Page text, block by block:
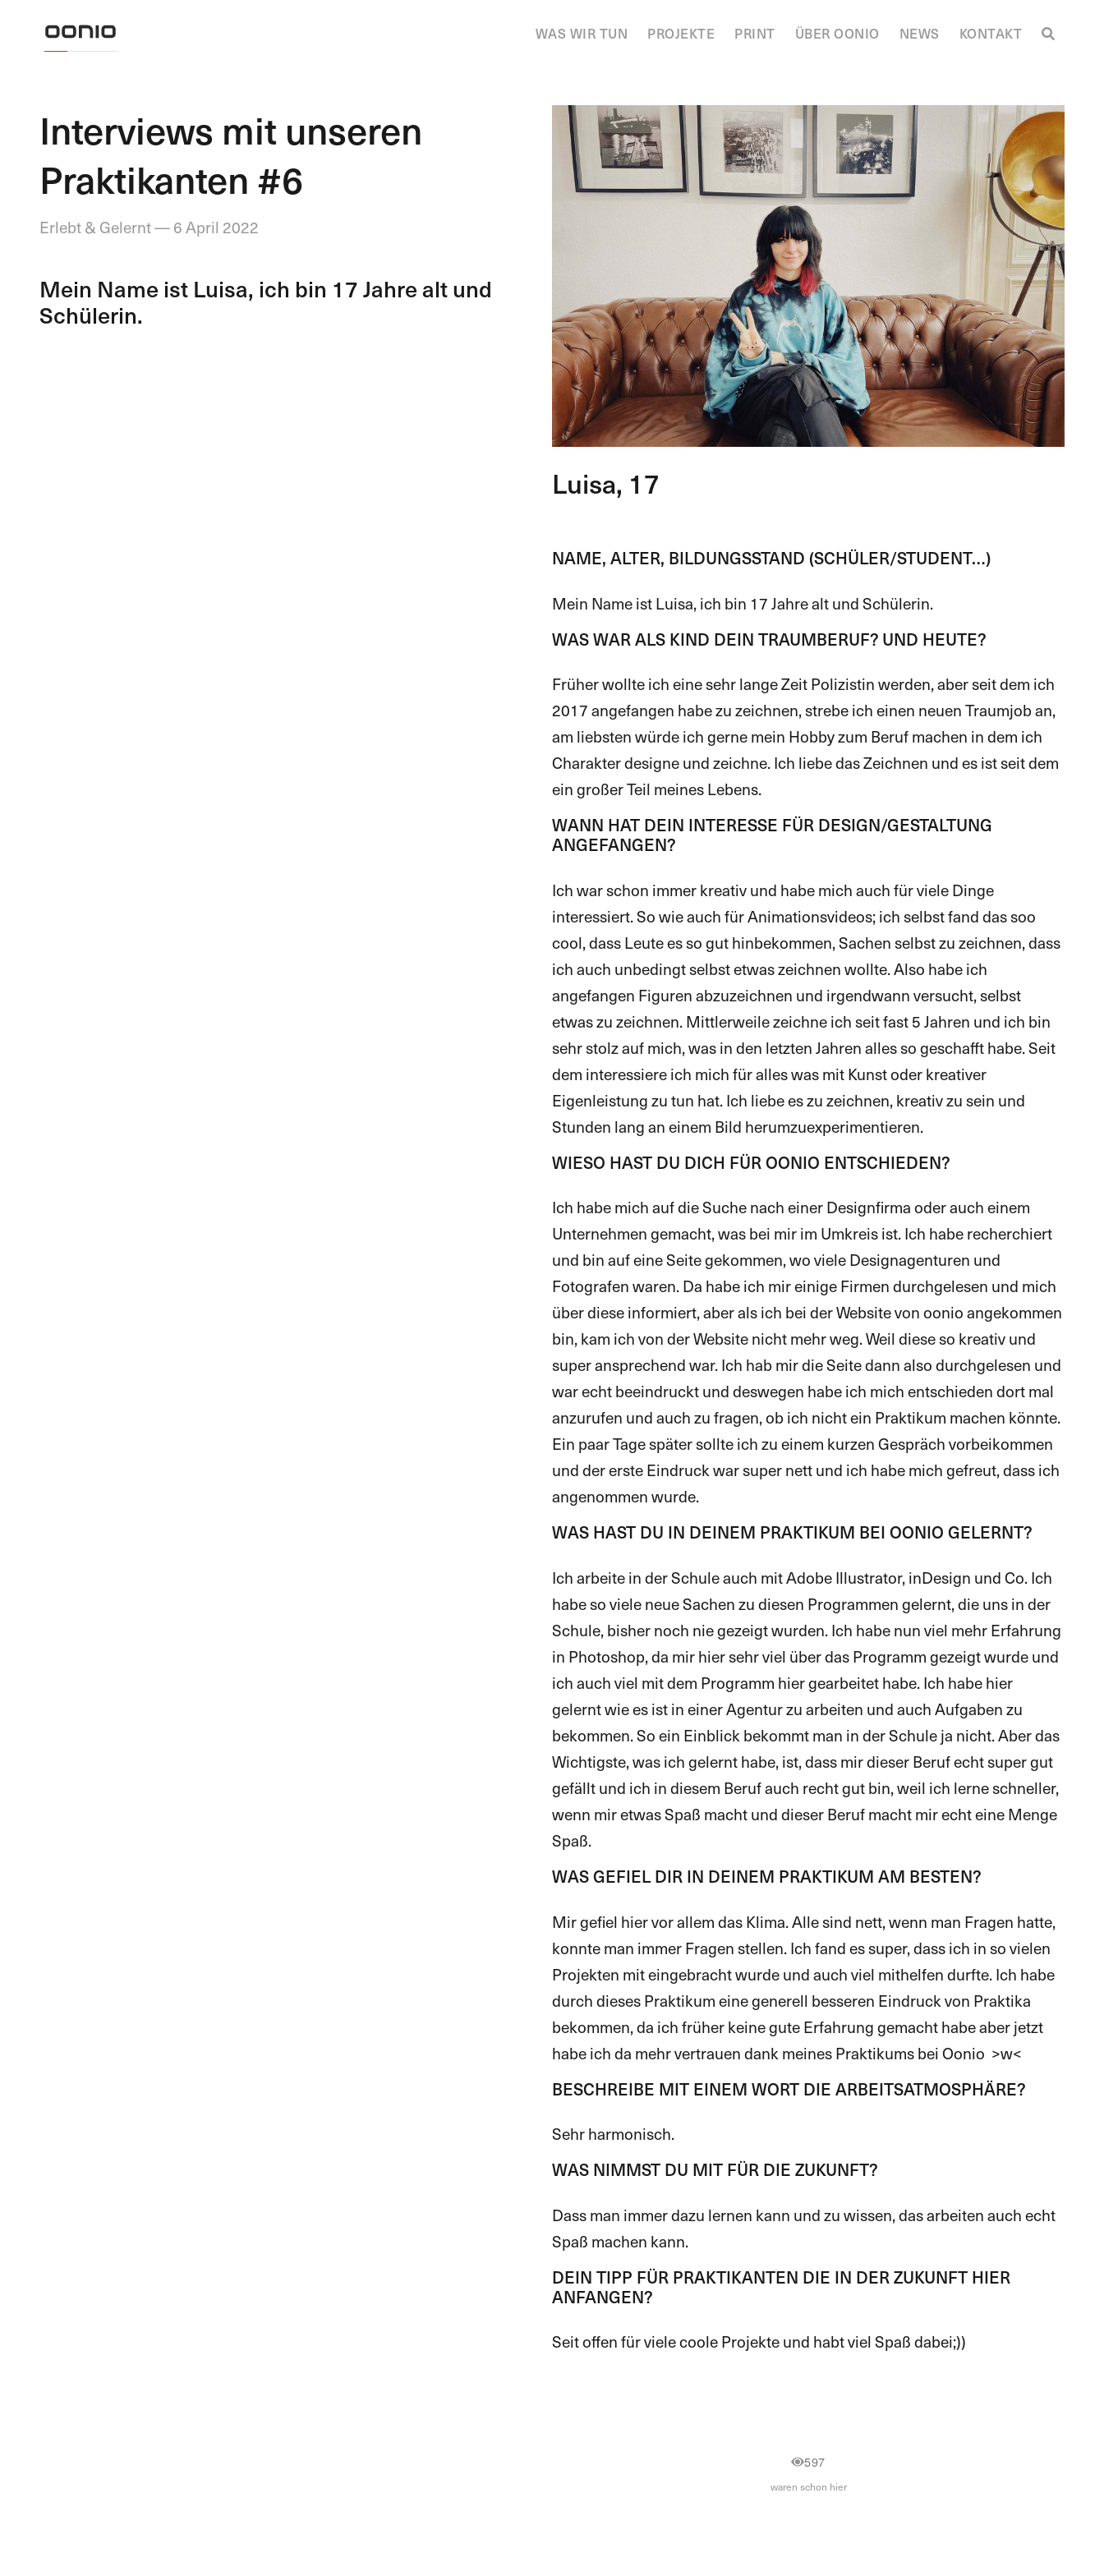
WAS WIR TUN PROJEKTE PRINT ÜBER OONIO NEWS KONTAKT
Interviews mit unseren
Praktikanten #6
Erlebt & Gelernt — 6 April 2022
Mein Name ist Luisa, ich bin 17 Jahre alt und
Schülerin.
Luisa, 17
NAME, ALTER, BILDUNGSSTAND (SCHÜLER/STUDENT…)
Mein Name ist Luisa, ich bin 17 Jahre alt und Schülerin.
WAS WAR ALS KIND DEIN TRAUMBERUF? UND HEUTE?
Früher wollte ich eine sehr lange Zeit Polizistin werden, aber seit dem ich
2017 angefangen habe zu zeichnen, strebe ich einen neuen Traumjob an,
am liebsten würde ich gerne mein Hobby zum Beruf machen in dem ich
Charakter designe und zeichne. Ich liebe das Zeichnen und es ist seit dem
ein großer Teil meines Lebens.
WANN HAT DEIN INTERESSE FÜR DESIGN/GESTALTUNG
ANGEFANGEN?
Ich war schon immer kreativ und habe mich auch für viele Dinge
interessiert. So wie auch für Animationsvideos; ich selbst fand das soo
cool, dass Leute es so gut hinbekommen, Sachen selbst zu zeichnen, dass
ich auch unbedingt selbst etwas zeichnen wollte. Also habe ich
angefangen Figuren abzuzeichnen und irgendwann versucht, selbst
etwas zu zeichnen. Mittlerweile zeichne ich seit fast 5 Jahren und ich bin
sehr stolz auf mich, was in den letzten Jahren alles so geschafft habe. Seit
dem interessiere ich mich für alles was mit Kunst oder kreativer
Eigenleistung zu tun hat. Ich liebe es zu zeichnen, kreativ zu sein und
Stunden lang an einem Bild herumzuexperimentieren.
WIESO HAST DU DICH FÜR OONIO ENTSCHIEDEN?
Ich habe mich auf die Suche nach einer Designfirma oder auch einem
Unternehmen gemacht, was bei mir im Umkreis ist. Ich habe recherchiert
und bin auf eine Seite gekommen, wo viele Designagenturen und
Fotografen waren. Da habe ich mir einige Firmen durchgelesen und mich
über diese informiert, aber als ich bei der Website von oonio angekommen
bin, kam ich von der Website nicht mehr weg. Weil diese so kreativ und
super ansprechend war. Ich hab mir die Seite dann also durchgelesen und
war echt beeindruckt und deswegen habe ich mich entschieden dort mal
anzurufen und auch zu fragen, ob ich nicht ein Praktikum machen könnte.
Ein paar Tage später sollte ich zu einem kurzen Gespräch vorbeikommen
und der erste Eindruck war super nett und ich habe mich gefreut, dass ich
angenommen wurde.
WAS HAST DU IN DEINEM PRAKTIKUM BEI OONIO GELERNT?
Ich arbeite in der Schule auch mit Adobe Illustrator, inDesign und Co. Ich
habe so viele neue Sachen zu diesen Programmen gelernt, die uns in der
Schule, bisher noch nie gezeigt wurden. Ich habe nun viel mehr Erfahrung
in Photoshop, da mir hier sehr viel über das Programm gezeigt wurde und
ich auch viel mit dem Programm hier gearbeitet habe. Ich habe hier
gelernt wie es ist in einer Agentur zu arbeiten und auch Aufgaben zu
bekommen. So ein Einblick bekommt man in der Schule ja nicht. Aber das
Wichtigste, was ich gelernt habe, ist, dass mir dieser Beruf echt super gut
gefällt und ich in diesem Beruf auch recht gut bin, weil ich lerne schneller,
wenn mir etwas Spaß macht und dieser Beruf macht mir echt eine Menge
Spaß.
WAS GEFIEL DIR IN DEINEM PRAKTIKUM AM BESTEN?
Mir gefiel hier vor allem das Klima. Alle sind nett, wenn man Fragen hatte,
konnte man immer Fragen stellen. Ich fand es super, dass ich in so vielen
Projekten mit eingebracht wurde und auch viel mithelfen durfte. Ich habe
durch dieses Praktikum eine generell besseren Eindruck von Praktika
bekommen, da ich früher keine gute Erfahrung gemacht habe aber jetzt
habe ich da mehr vertrauen dank meines Praktikums bei Oonio >w<
BESCHREIBE MIT EINEM WORT DIE ARBEITSATMOSPHÄRE?
Sehr harmonisch.
WAS NIMMST DU MIT FÜR DIE ZUKUNFT?
Dass man immer dazu lernen kann und zu wissen, das arbeiten auch echt
Spaß machen kann.
DEIN TIPP FÜR PRAKTIKANTEN DIE IN DER ZUKUNFT HIER
ANFANGEN?
Seit offen für viele coole Projekte und habt viel Spaß dabei;))
597
waren schon hier